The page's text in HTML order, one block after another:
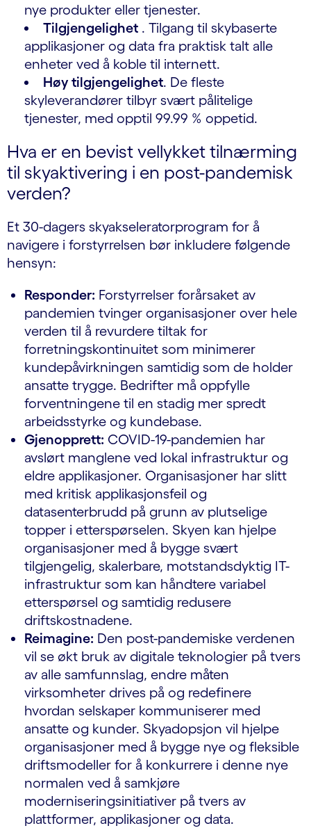
nye produkter eller tjenester.
Tilgjengelighet . Tilgang til skybaserte
applikasjoner og data fra praktisk talt alle
enheter ved å koble til internett.
Høy tilgjengelighet. De fleste
skyleverandører tilbyr svært pålitelige
tjenester, med opptil 99.99 % oppetid.
Hva er en bevist vellykket tilnærming
til skyaktivering i en post-pandemisk
verden?
Et 30-dagers skyakseleratorprogram for å
navigere i forstyrrelsen bør inkludere følgende
hensyn:
Responder: Forstyrrelser forårsaket av
pandemien tvinger organisasjoner over hele
verden til å revurdere tiltak for
forretningskontinuitet som minimerer
kundepåvirkningen samtidig som de holder
ansatte trygge. Bedrifter må oppfylle
forventningene til en stadig mer spredt
arbeidsstyrke og kundebase.
Gjenopprett: COVID-19-pandemien har
avslørt manglene ved lokal infrastruktur og
eldre applikasjoner. Organisasjoner har slitt
med kritisk applikasjonsfeil og
datasenterbrudd på grunn av plutselige
topper i etterspørselen. Skyen kan hjelpe
organisasjoner med å bygge svært
tilgjengelig, skalerbare, motstandsdyktig IT-
infrastruktur som kan håndtere variabel
etterspørsel og samtidig redusere
driftskostnadene.
Reimagine: Den post-pandemiske verdenen
vil se økt bruk av digitale teknologier på tvers
av alle samfunnslag, endre måten
virksomheter drives på og redefinere
hvordan selskaper kommuniserer med
ansatte og kunder. Skyadopsjon vil hjelpe
organisasjoner med å bygge nye og fleksible
driftsmodeller for å konkurrere i denne nye
normalen ved å samkjøre
moderniseringsinitiativer på tvers av
plattformer, applikasjoner og data.